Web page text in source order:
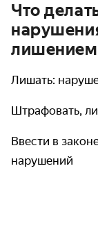
Что
Лишать:
Штрафовать,
Ввести в
нарушений